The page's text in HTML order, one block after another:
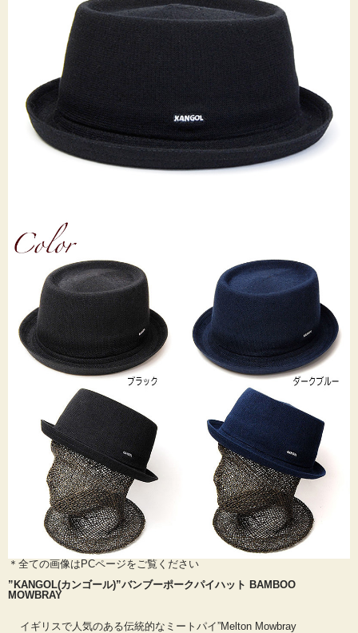
＊全ての画像はPCページをご覧ください
”KANGOL(カンゴール)”バンブーポークパイハット BAMBOO
MOWBRAY
イギリスで人気のある伝統的なミートパイ”Melton Mowbray